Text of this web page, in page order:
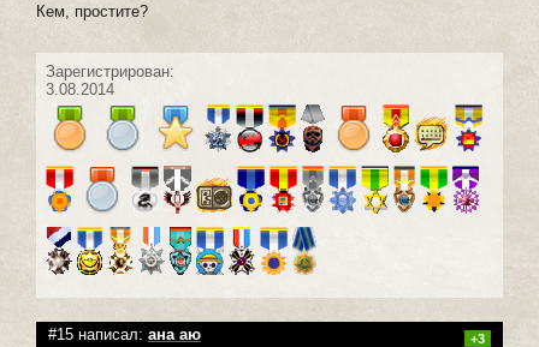
Кем, простите?
Зарегистрирован:
3.08.2014
#15 написал: ана аю +3